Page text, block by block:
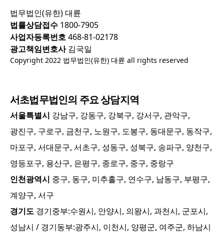
법무법인(유한) 대륜
법률상담접수 1800-7905
사업자등록번호468-81-02178
광고책임변호사김국일
Copyright 2022 법무법인(유한) 대륜 all rights reserved
서초법무법인의 주요 상담지역
서울특별시 강남구, 강동구, 강북구, 강서구, 관악구,
광진구, 구로구, 금천구, 노원구, 도봉구, 동대문구, 동작구,
마포구, 서대문구, 서초구, 성동구, 성북구, 송파구, 양천구,
영등포구, 용산구, 은평구, 종로구, 중구, 중랑구
인천광역시 중구, 동구, 미추홀구, 연수구, 남동구, 부평구,
계양구, 서구
경기도 경기중부:수원시, 안양시, 의왕시, 과천시, 군포시,
성남시 / 경기동부:광주시, 이천시, 양평군, 여주군, 하남시